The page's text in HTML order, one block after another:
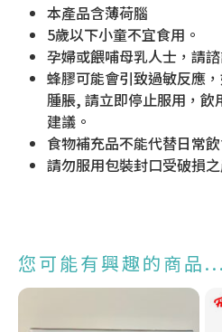
本產品含薄荷腦
5歲以下小童不宜食用。
孕婦或餵哺母乳人士，請
蜂膠可能會引致過敏反應
腫脹, 請立即停止服用，飲
建議。
食物補充品不能代替日常
請勿服用包裝封口受破損之
您可能有興趣的商品...